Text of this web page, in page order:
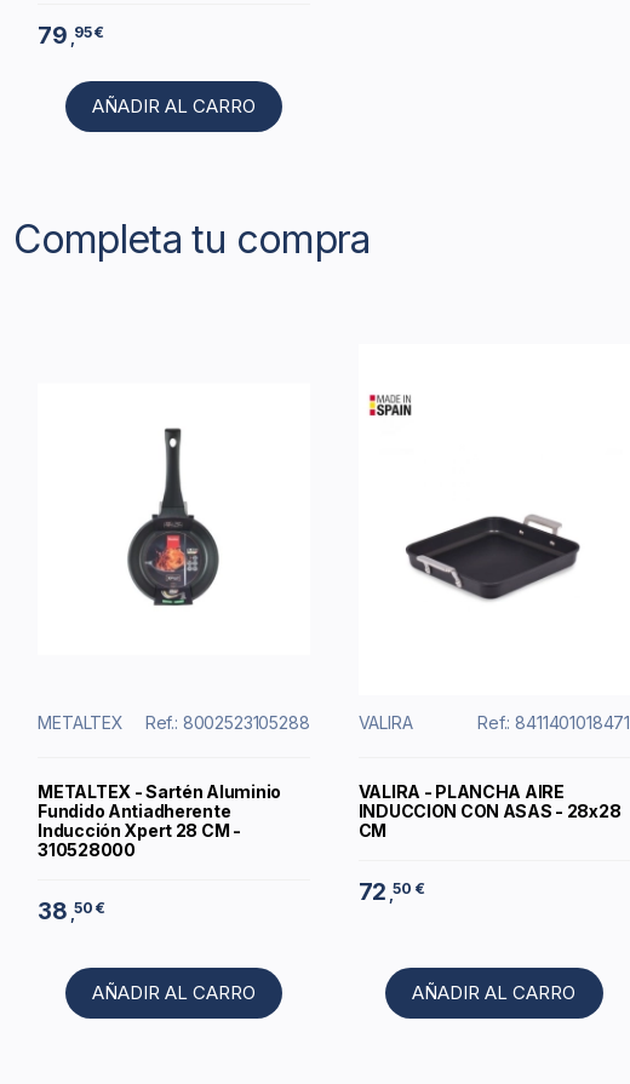
79 95 €
AÑADIR AL CARRO
Completa tu compra
METALTEX Ref.: 8002523105288
METALTEX - Sartén Aluminio
Fundido Antiadherente
Inducción Xpert 28 CM -
310528000
38 ,50 €
AÑADIR AL CARRO
VALIRA Ref.: 8411401018471
VALIRA - PLANCHA AIRE
INDUCCION CON ASAS - 28x28
CM
72 ,50 €
AÑADIR AL CARRO